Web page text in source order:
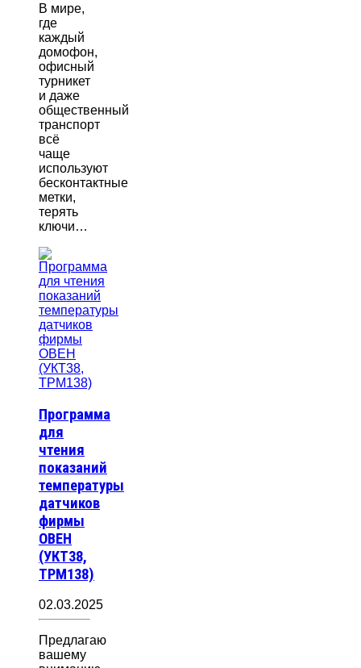
В мире,
где
каждый
домофон,
офисный
турникет
и даже
общественный
транспорт
всё
чаще
используют
бесконтактные
метки,
терять
ключи…
Программа
для
чтения
показаний
температуры
датчиков
фирмы
ОВЕН
(УКТ38,
ТРМ138)
02.03.2025
Предлагаю
вашему